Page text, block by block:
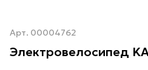
Арт. 00004762
Электровелосипед